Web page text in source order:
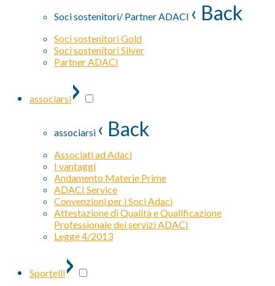
Soci sostenitori/ Partner ADACI ‹ Back
Soci sostenitori Gold
Soci sostenitori Silver
Partner ADACI
associarsi›
associarsi ‹ Back
Associati ad Adaci
I vantaggi
Andamento Materie Prime
ADACI Service
Convenzioni per i Soci Adaci
Attestazione di Qualità e Qualificazione
Professionale dei servizi ADACI
Legge 4/2013
Sportelli›